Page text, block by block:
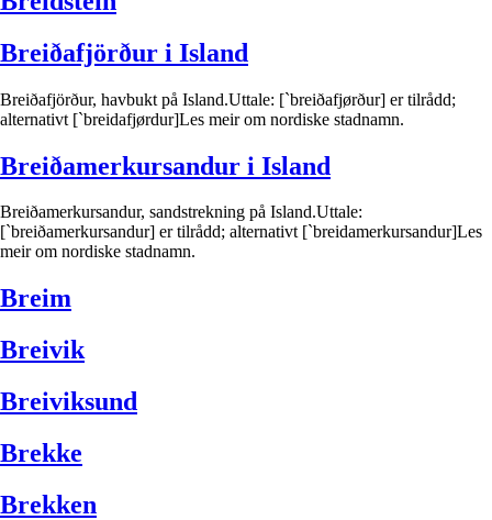
Breiðafjörður i Island
Breiðafjörður, havbukt på Island.Uttale: [`breiðafjørður] er tilrådd;
alternativt [`breidafjørdur]Les meir om nordiske stadnamn.
Breiðamerkursandur i Island
Breiðamerkursandur, sandstrekning på Island.Uttale:
[`breiðamerkursandur] er tilrådd; alternativt [`breidamerkursandur]Les
meir om nordiske stadnamn.
Breim
Breivik
Breiviksund
Brekke
Brekken